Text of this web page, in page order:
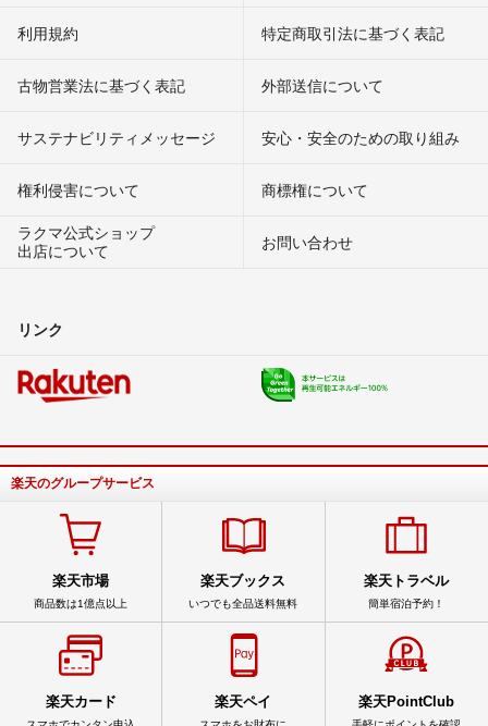
利用規約 特定商取引法に基づく表記
古物営業法に基づく表記 外部送信について
サステナビリティメッセージ 安心・安全のための取り組み
権利侵害について
商標権について
ラクマ公式ショップ
出店について
お問い合わせ
リンク
楽天のグループサービス
楽天市場
商品数は1億点以上
楽天ブックス
いつでも全品送料無料
楽天トラベル
簡単宿泊予約！
楽天カード 楽天ペイ 楽天PointClub